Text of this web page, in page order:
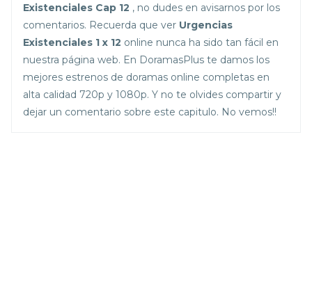
Existenciales Cap 12 , no dudes en avisarnos por los
comentarios. Recuerda que ver Urgencias
Existenciales 1 x 12 online nunca ha sido tan fácil en
nuestra página web. En DoramasPlus te damos los
mejores estrenos de doramas online completas en
alta calidad 720p y 1080p. Y no te olvides compartir y
dejar un comentario sobre este capitulo. No vemos!!